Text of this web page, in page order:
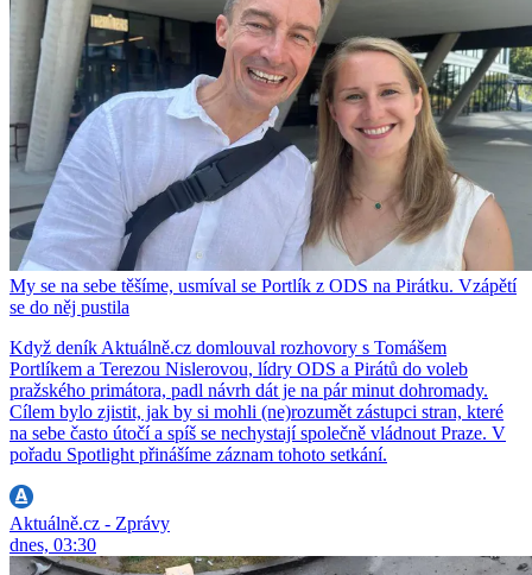
My se na sebe těšíme, usmíval se Portlík z ODS na Pirátku. Vzápětí
se do něj pustila
Když deník Aktuálně.cz domlouval rozhovory s Tomášem
Portlíkem a Terezou Nislerovou, lídry ODS a Pirátů do voleb
pražského primátora, padl návrh dát je na pár minut dohromady.
Cílem bylo zjistit, jak by si mohli (ne)rozumět zástupci stran, které
na sebe často útočí a spíš se nechystají společně vládnout Praze. V
pořadu Spotlight přinášíme záznam tohoto setkání.
Aktuálně.cz - Zprávy
dnes, 03:30